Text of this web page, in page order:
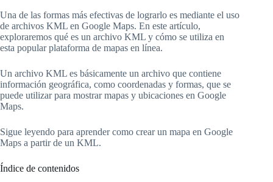
Una de las formas más efectivas de lograrlo es mediante el uso
de archivos KML en Google Maps. En este artículo,
exploraremos qué es un archivo KML y cómo se utiliza en
esta popular plataforma de mapas en línea.
Un archivo KML es básicamente un archivo que contiene
información geográfica, como coordenadas y formas, que se
puede utilizar para mostrar mapas y ubicaciones en Google
Maps.
Sigue leyendo para aprender como crear un mapa en Google
Maps a partir de un KML.
Índice de contenidos